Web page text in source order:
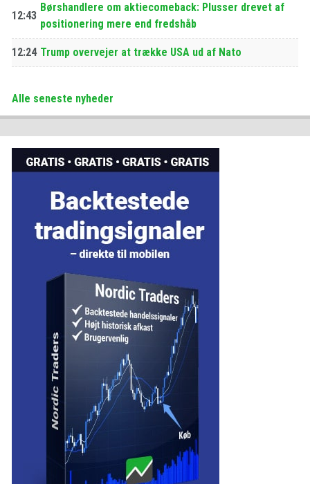
12:43
Børshandlere om aktiecomeback: Plusser drevet af
positionering mere end fredshåb
12:24 Trump overvejer at trække USA ud af Nato
Alle seneste nyheder